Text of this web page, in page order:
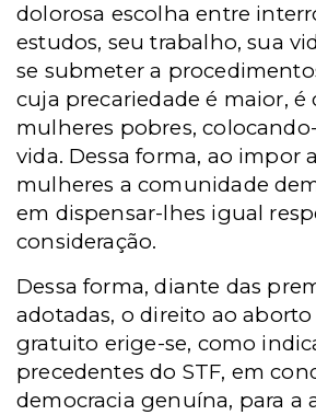
dolorosa escolha entre
estudos, seu trabalho, sua
se submeter a
cuja precariedade é maior, é
mulheres pobres,
vida. Dessa forma, ao impor
mulheres a comunidade
em dispensar-lhes igual
consideração.
Dessa forma, diante das
adotadas, o direito ao
gratuito erige-se, como
precedentes do STF, em
democracia genuína, para a